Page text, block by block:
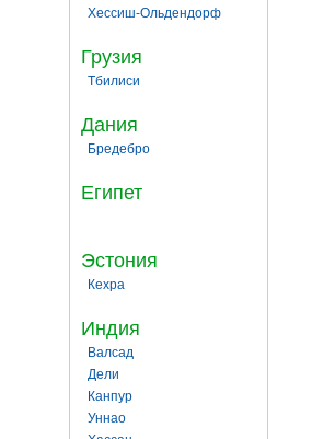
Хессиш-Ольдендорф
Грузия
Тбилиси
Дания
Бредебро
Египет
Эстония
Кехра
Индия
Валсад
Дели
Канпур
Уннао